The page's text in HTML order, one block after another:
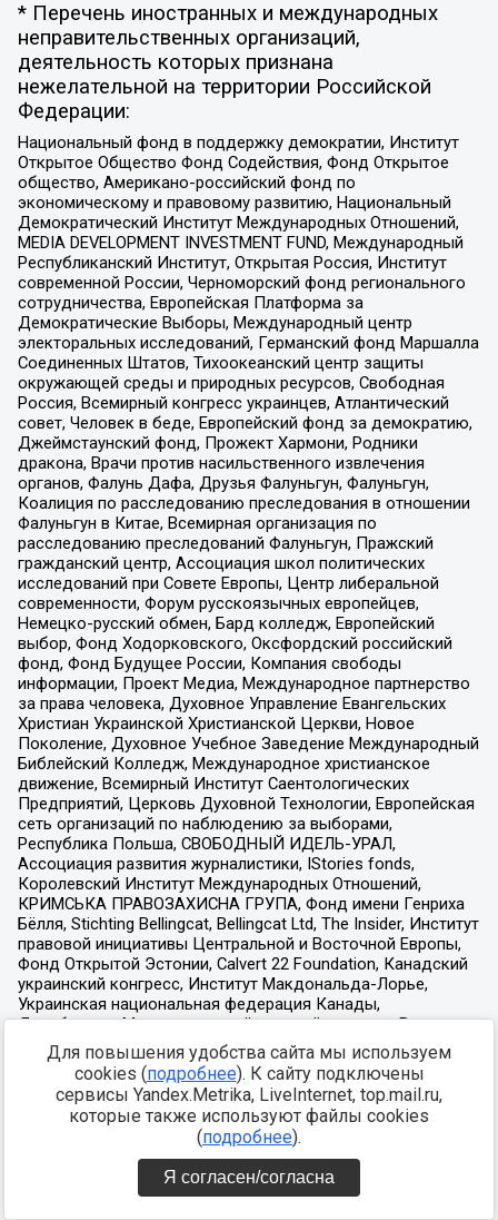
* Перечень иностранных и международных
неправительственных организаций,
деятельность которых признана
нежелательной на территории Российской
Федерации:
Национальный фонд в поддержку демократии, Институт
Открытое Общество Фонд Содействия, Фонд Открытое
общество, Американо-российский фонд по
экономическому и правовому развитию, Национальный
Демократический Институт Международных Отношений,
MEDIA DEVELOPMENT INVESTMENT FUND, Международный
Республиканский Институт, Открытая Россия, Институт
современной России, Черноморский фонд регионального
сотрудничества, Европейская Платформа за
Демократические Выборы, Международный центр
электоральных исследований, Германский фонд Маршалла
Соединенных Штатов, Тихоокеанский центр защиты
окружающей среды и природных ресурсов, Свободная
Россия, Всемирный конгресс украинцев, Атлантический
совет, Человек в беде, Европейский фонд за демократию,
Джеймстаунский фонд, Прожект Хармони, Родники
дракона, Врачи против насильственного извлечения
органов, Фалунь Дафа, Друзья Фалуньгун, Фалуньгун,
Коалиция по расследованию преследования в отношении
Фалуньгун в Китае, Всемирная организация по
расследованию преследований Фалуньгун, Пражский
гражданский центр, Ассоциация школ политических
исследований при Совете Европы, Центр либеральной
современности, Форум русскоязычных европейцев,
Немецко-русский обмен, Бард колледж, Европейский
выбор, Фонд Ходорковского, Оксфордский российский
фонд, Фонд Будущее России, Компания свободы
информации, Проект Медиа, Международное партнерство
за права человека, Духовное Управление Евангельских
Христиан Украинской Христианской Церкви, Новое
Поколение, Духовное Учебное Заведение Международный
Библейский Колледж, Международное христианское
движение, Всемирный Институт Саентологических
Предприятий, Церковь Духовной Технологии, Европейская
сеть организаций по наблюдению за выборами,
Республика Польша, СВОБОДНЫЙ ИДЕЛЬ-УРАЛ,
Ассоциация развития журналистики, IStories fonds,
Королевский Институт Международных Отношений,
КРИМСЬКА ПРАВОЗАХИСНА ГРУПА, Фонд имени Генриха
Бёлля, Stichting Bellingcat, Bellingcat Ltd, The Insider, Институт
правовой инициативы Центральной и Восточной Европы,
Фонд Открытой Эстонии, Calvert 22 Foundation, Канадский
украинский конгресс, Институт Макдональда-Лорье,
Украинская национальная федерация Канады,
Декабристы, Международный научный центр им Вудро
Вильсона, Свободная пресса, Возрождение, Всеукраинский
духовный центр , Риддл, Русский антивоенный комитет в
Швеции, Проект Медуза, Фонд Андрея Сахарова, Форум
свободной России, Лига Свободных Наций, Transparеncy
International, Форум Свободных Народов ПостРоссии,
Солидарность с гражданским движением в России –
Solidarus, КрымSOS, Свободный университет, Институт
государственного управления, Форум гражданского
Для повышения удобства сайта мы используем
cookies (подробнее). К сайту подключены
сервисы Yandex.Metrika, LiveInternet, top.mail.ru,
которые также используют файлы cookies
(подробнее).
Я согласен/согласна